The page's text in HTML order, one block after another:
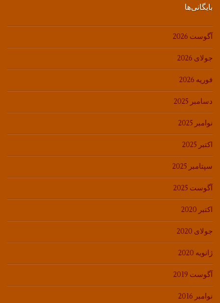
بایگانی‌ها
آگوست 2026
جولای 2026
فوریه 2026
دسامبر 2025
نوامبر 2025
اکتبر 2025
سپتامبر 2025
آگوست 2025
اکتبر 2020
جولای 2020
ژانویه 2020
آگوست 2019
نوامبر 2016